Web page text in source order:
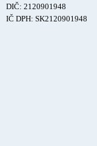
DIČ: 2120901948
IČ DPH: SK2120901948